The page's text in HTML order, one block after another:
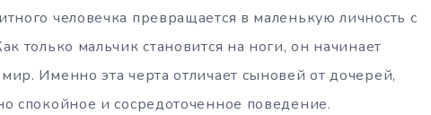
человечка превращается в маленькую личность с
только мальчик становится на ноги, он начинает
Именно эта черта отличает сыновей от дочерей,
спокойное и сосредоточенное поведение.